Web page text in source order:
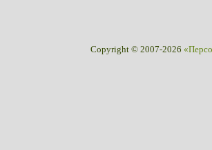
Copyright © 2007-2026